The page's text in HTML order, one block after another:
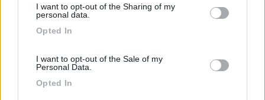
not limited to your visit or usage behaviour. You may click to
grant or deny consent to Google and its third-party tags to
use your data for below specified purposes in below Google
I want to opt-out of the Sharing of my
personal data.
Opted In
I want to opt-out of the Sale of my
Personal Data.
Opted In
Al Lago